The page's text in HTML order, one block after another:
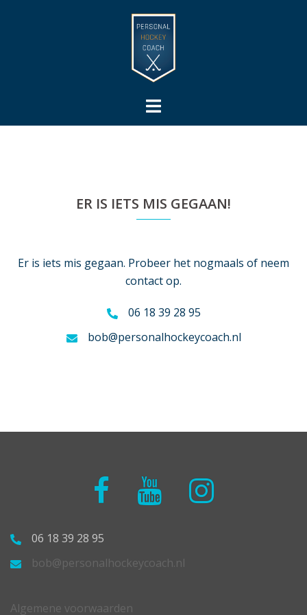
Toggle
ER IS IETS MIS GEGAAN!
Er is iets mis gegaan. Probeer het nogmaals of neem
contact op.
06 18 39 28 95
bob@personalhockeycoach.nl
Facebook Youtube Instagram
06 18 39 28 95
bob@personalhockeycoach.nl
Algemene voorwaarden